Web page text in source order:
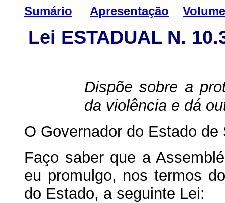
Sumário Apresentação
Lei ESTADUAL N.
Dispõe sobre a
da violência e dá
O Governador do Estado de
Faço saber que a
eu promulgo, nos termos
do Estado, a seguinte Lei: